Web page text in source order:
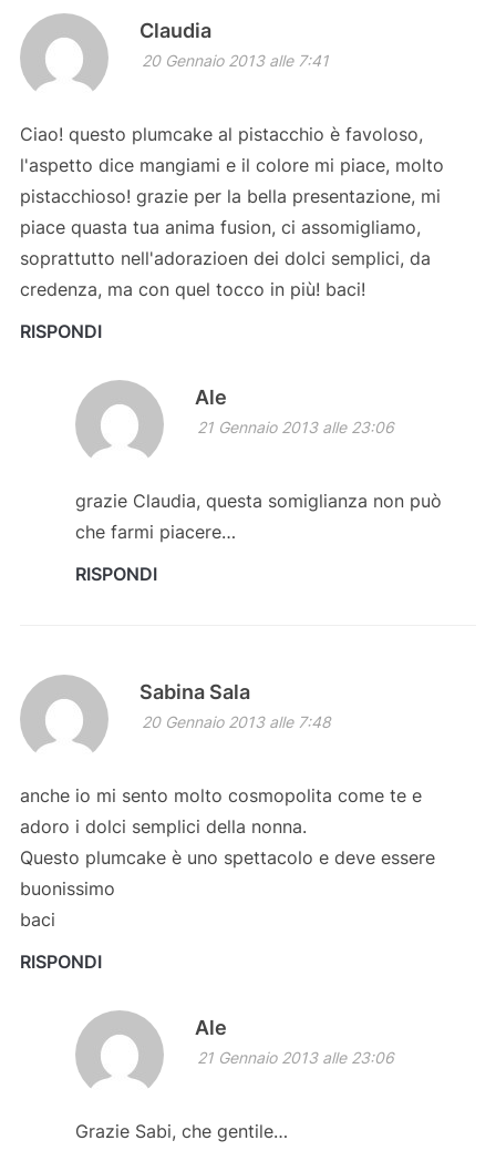
Claudia
20 Gennaio 2013 alle 7:41
Ciao! questo plumcake al pistacchio è favoloso,
l'aspetto dice mangiami e il colore mi piace, molto
pistacchioso! grazie per la bella presentazione, mi
piace quasta tua anima fusion, ci assomigliamo,
soprattutto nell'adorazioen dei dolci semplici, da
credenza, ma con quel tocco in più! baci!
RISPONDI
Ale
21 Gennaio 2013 alle 23:06
grazie Claudia, questa somiglianza non può
che farmi piacere…
RISPONDI
Sabina Sala
20 Gennaio 2013 alle 7:48
anche io mi sento molto cosmopolita come te e
adoro i dolci semplici della nonna.
Questo plumcake è uno spettacolo e deve essere
buonissimo
baci
RISPONDI
Ale
21 Gennaio 2013 alle 23:06
Grazie Sabi, che gentile…